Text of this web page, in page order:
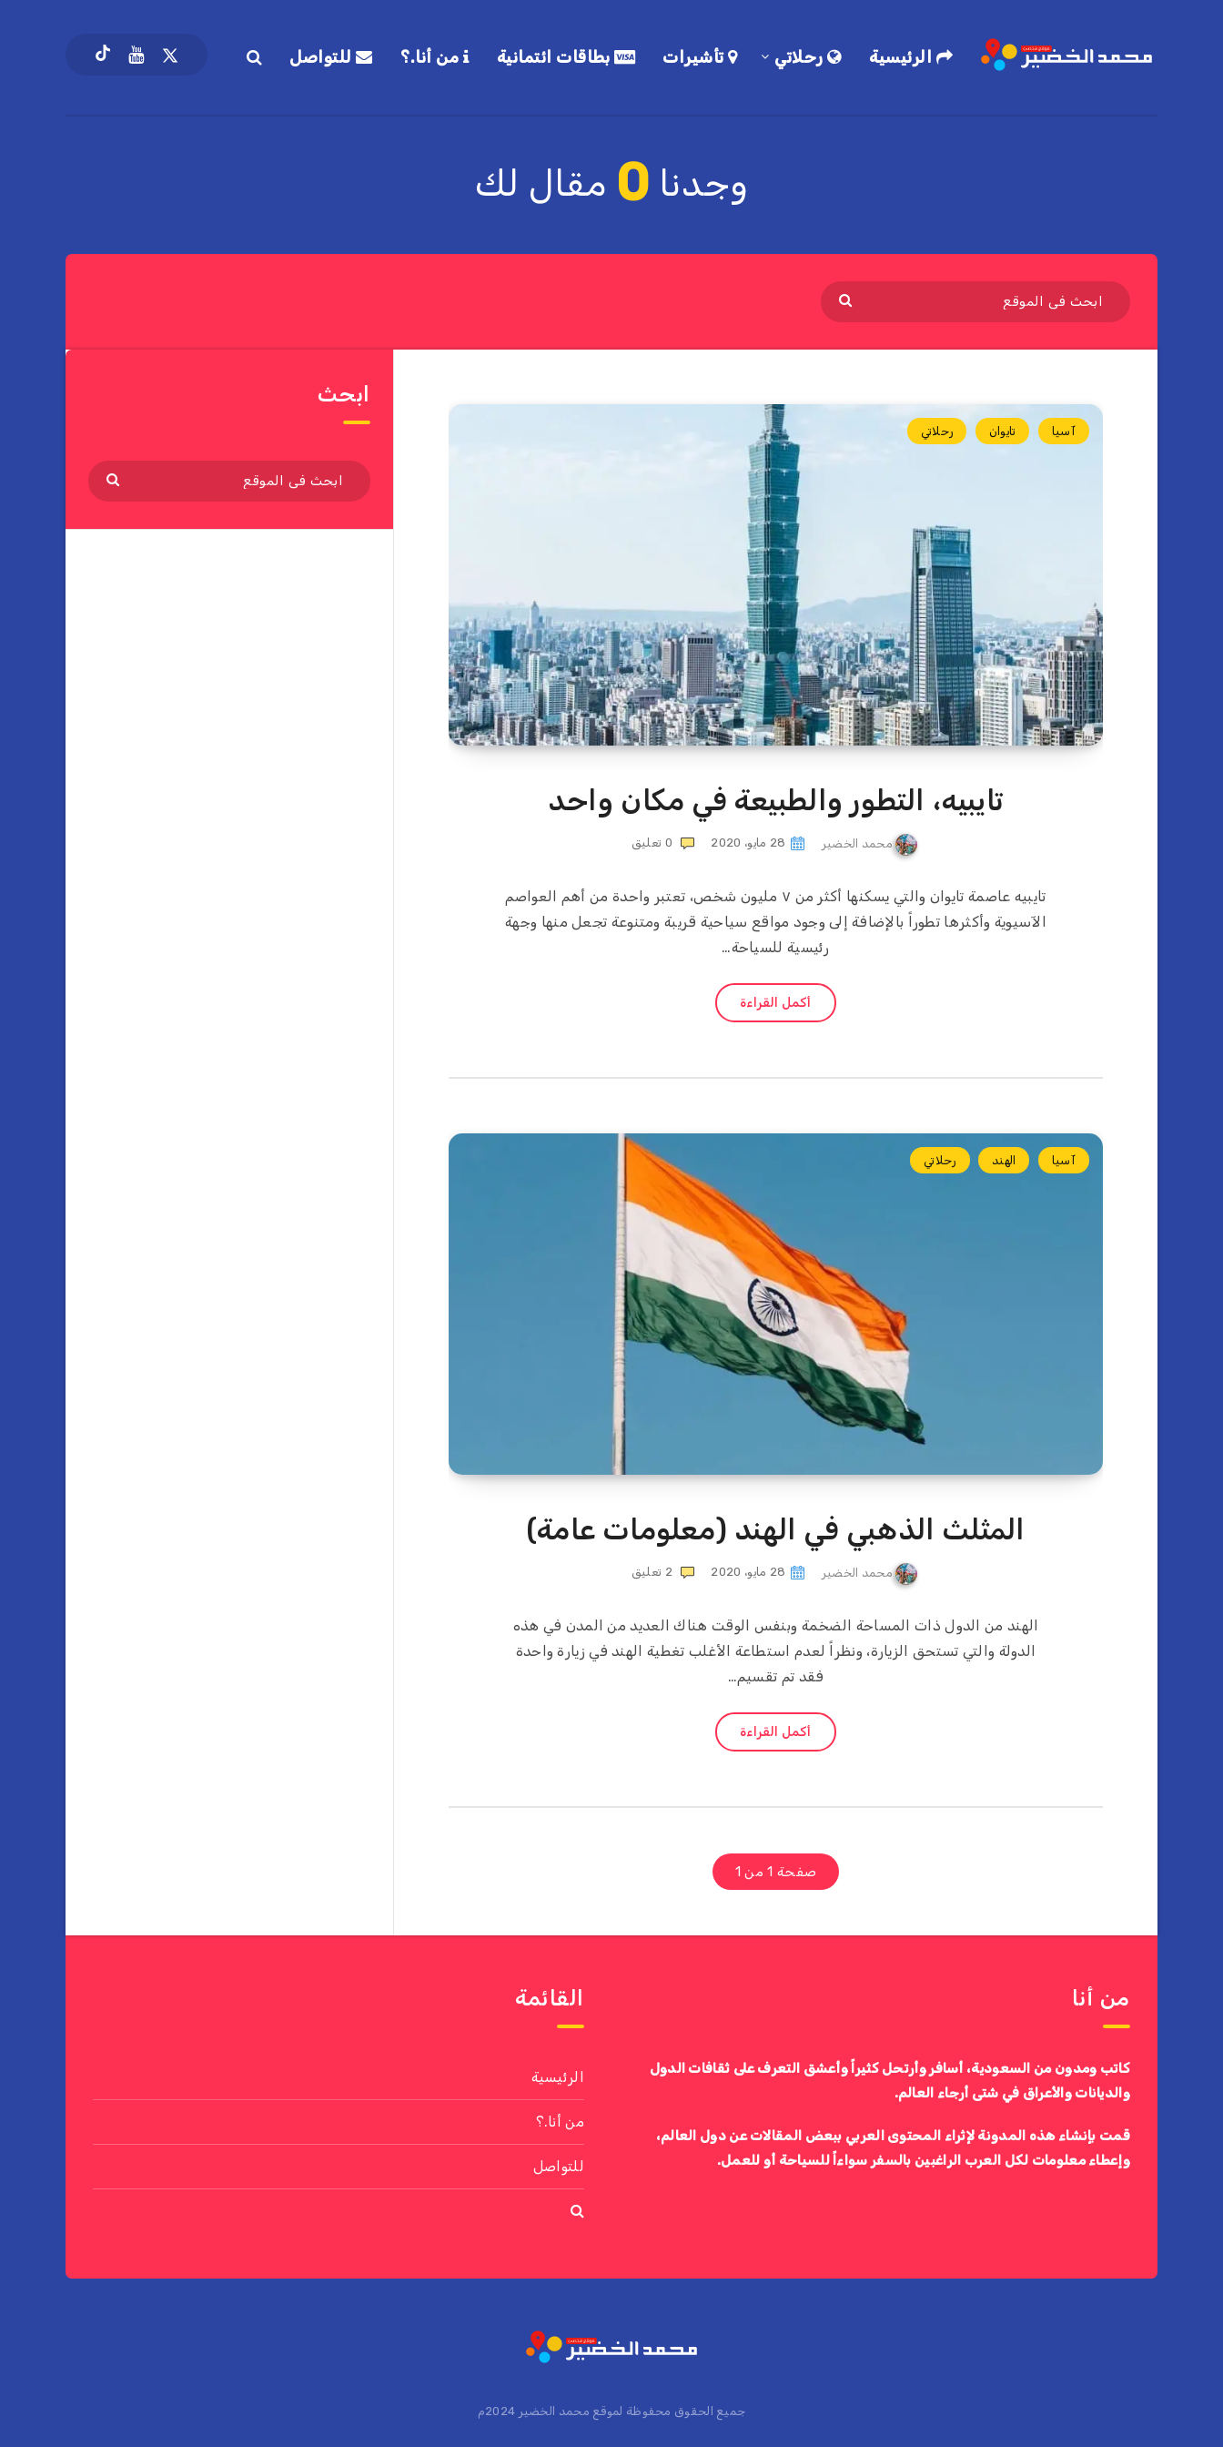
الرئيسية رحلاتي تأشيرات بطاقات ائتمانية من أنا.؟ للتواصل
وجدنا 0 مقال لك
آسيا تايوان رحلاتي
تايبيه، التطور والطبيعة في مكان واحد
محمد الخضير 28 مايو، 2020 0 تعليق
تايبيه عاصمة تايوان والتي يسكنها أكثر من ٧ مليون شخص، تعتبر واحدة من أهم العواصم
الآسيوية وأكثرها تطوراً بالإضافة إلى وجود مواقع سياحية قريبة ومتنوعة تجعل منها وجهة
رئيسية للسياحة…
أكمل القراءة
آسيا الهند رحلاتي
المثلث الذهبي في الهند (معلومات عامة)
محمد الخضير 28 مايو، 2020 2 تعليق
الهند من الدول ذات المساحة الضخمة وبنفس الوقت هناك العديد من المدن في هذه
الدولة والتي تستحق الزيارة، ونظراً لعدم استطاعة الأغلب تغطية الهند في زيارة واحدة
فقد تم تقسيم…
أكمل القراءة
صفحة 1 من 1
ابحث
من أنا
كاتب ومدون من السعودية، أسافر وأرتحل كثيراً وأعشق التعرف على ثقافات الدول
والديانات والأعراق في شتى أرجاء العالم.
قمت بإنشاء هذه المدونة لإثراء المحتوى العربي ببعض المقالات عن دول العالم،
وإعطاء معلومات لكل العرب الراغبين بالسفر سواءاً للسياحة أو للعمل.
القائمة
الرئيسية
من أنا.؟
للتواصل
جميع الحقوق محفوظة لموقع محمد الخضير 2024م